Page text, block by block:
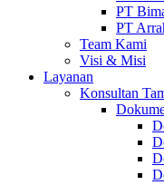
PT
PT
Team Kami
Visi & Misi
Layanan
Konsultan